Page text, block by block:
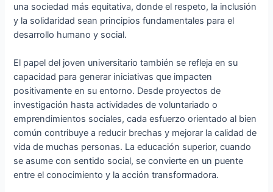
una sociedad más equitativa, donde el respeto, la inclusión
y la solidaridad sean principios fundamentales para el
desarrollo humano y social.
El papel del joven universitario también se refleja en su
capacidad para generar iniciativas que impacten
positivamente en su entorno. Desde proyectos de
investigación hasta actividades de voluntariado o
emprendimientos sociales, cada esfuerzo orientado al bien
común contribuye a reducir brechas y mejorar la calidad de
vida de muchas personas. La educación superior, cuando
se asume con sentido social, se convierte en un puente
entre el conocimiento y la acción transformadora.